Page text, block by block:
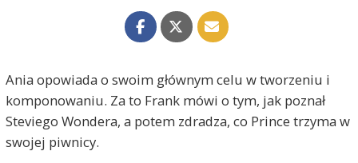
Ania opowiada o swoim głównym celu w tworzeniu i
komponowaniu. Za to Frank mówi o tym, jak poznał
Steviego Wondera, a potem zdradza, co Prince trzyma w
swojej piwnicy.